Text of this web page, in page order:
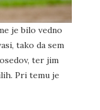
je bilo vedno
tako da sem
ter jim
Pri temu je